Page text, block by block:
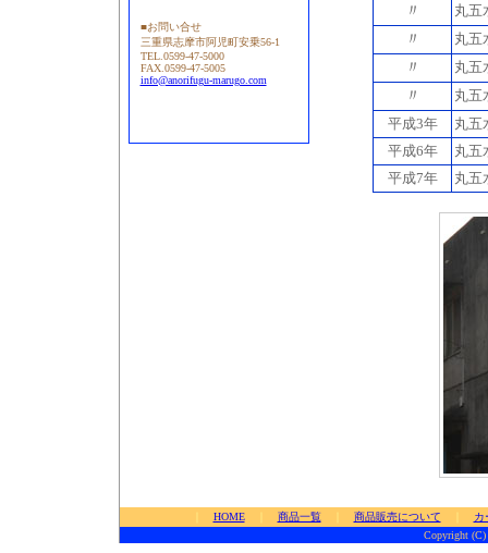
■お問い合せ
三重県志摩市阿児町安乗56-1
TEL.0599-47-5000
FAX.0599-47-5005
info@anorifugu-marugo.com
〃 丸五
〃 丸五
〃 丸五
〃
丸五
平成3年
丸五
平成6年
丸五
平成7年
丸五
HOME 商品一覧 商品販売について
カ
Copyright (C)